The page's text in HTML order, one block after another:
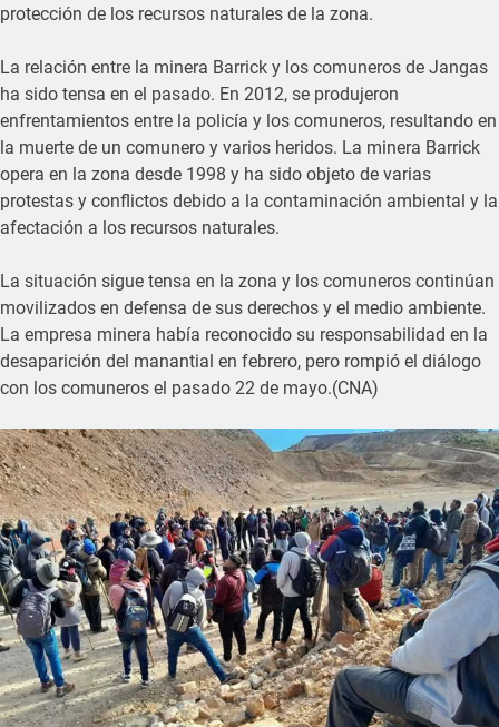
protección de los recursos naturales de la zona.
La relación entre la minera Barrick y los comuneros de Jangas
ha sido tensa en el pasado. En 2012, se produjeron
enfrentamientos entre la policía y los comuneros, resultando en
la muerte de un comunero y varios heridos. La minera Barrick
opera en la zona desde 1998 y ha sido objeto de varias
protestas y conflictos debido a la contaminación ambiental y la
afectación a los recursos naturales.
La situación sigue tensa en la zona y los comuneros continúan
movilizados en defensa de sus derechos y el medio ambiente.
La empresa minera había reconocido su responsabilidad en la
desaparición del manantial en febrero, pero rompió el diálogo
con los comuneros el pasado 22 de mayo.(CNA)